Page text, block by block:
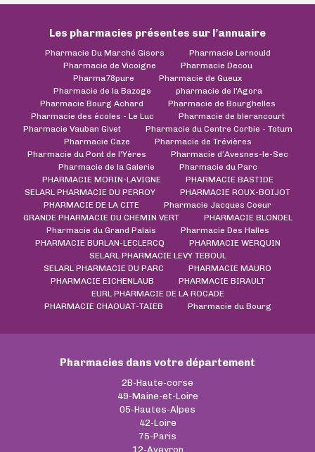
Les pharmacies présentes sur l’annuaire
Pharmacie Du Marché Gisors
Pharmacie Lernould
Pharmacie de Vicoigne
Pharmacie Decou
Pharma78pure
Pharmacie de Gueux
Pharmacie de la Bazoge
pharmacie de l'Agora
Pharmacie Bourg Achard
Pharmacie de Bourghelles
Pharmacie des écoles - Le Luc
Pharmacie de blerancourt
Pharmacie Vauban Givet
Pharmacie du Centre Corbie - Totum
Pharmacie Caze
Pharmacie de Trévières
Pharmacie du Pont de l'Yères
Pharmacie d’Avesnes-le-Sec
Pharmacie de la Galerie
Pharmacie du Parc
PHARMACIE MORIN-LAVIGNE
PHARMACIE BASTIDE
SELARL PHARMACIE DU PERROY
PHARMACIE ROUX-BOIJOT
PHARMACIE DE LA CITE
Pharmacie Jacques Coeur
GRANDE PHARMACIE DU CHEMIN VERT
PHARMACIE BLONDEL
Pharmacie du Grand Palais
Pharmacie Des Halles
PHARMACIE BURLAN-LECLERCQ
PHARMACIE WERQUIN
SELARL PHARMACIE LEVY TEBOUL
SELARL PHARMACIE DU PARC
PHARMACIE MAURO
PHARMACIE EICHENLAUB
PHARMACIE BIRAULT
EURL PHARMACIE DE LA ROCADE
PHARMACIE CHAOUAT-TAIEB
Pharmacie du Bourg
Pharmacies dans votre département
2B-Haute-corse
49-Maine-et-Loire
05-Hautes-Alpes
42-Loire
75-Paris
12-Aveyron